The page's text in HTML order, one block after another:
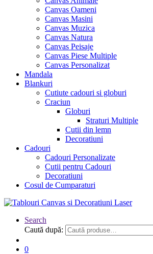
Canvas Oameni
Canvas Masini
Canvas Muzica
Canvas Natura
Canvas Peisaje
Canvas Piese Multiple
Canvas Personalizat
Mandala
Blankuri
Cutiute cadouri si globuri
Craciun
Globuri
Straturi Multiple
Cutii din lemn
Decoratiuni
Cadouri
Cadouri Personalizate
Cutii pentru Cadouri
Decoratiuni
Cosul de Cumparaturi
Search
Caută după:
0